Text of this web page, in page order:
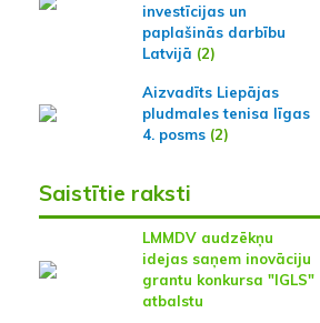
investīcijas un
paplašinās darbību
Latvijā (2)
Aizvadīts Liepājas
pludmales tenisa līgas
4. posms(2)
Saistītie raksti
LMMDV audzēkņu
idejas saņem inovāciju
grantu konkursa "IGLS"
atbalstu